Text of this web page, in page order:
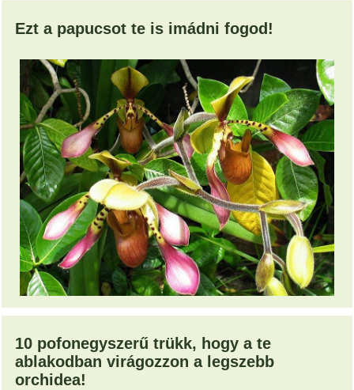
Ezt a papucsot te is imádni fogod!
10 pofonegyszerű trükk, hogy a te
ablakodban virágozzon a legszebb
orchidea!